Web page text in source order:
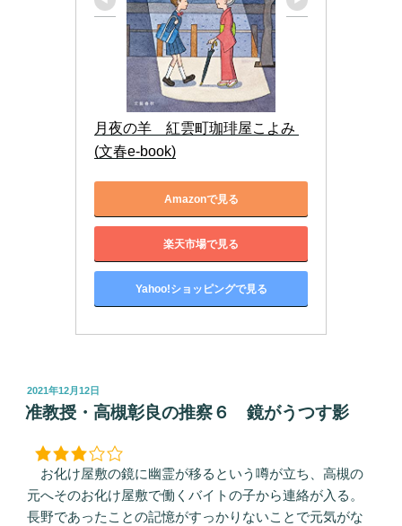
月夜の羊　紅雲町珈琲屋こよみ
(文春e-book)
Amazonで見る
楽天市場で見る
Yahoo!ショッピングで見る
投
稿
日:
2021年12月12日
准教授・高槻彰良の推察６ 鏡がうつす影
お化け屋敷の鏡に幽霊が移るという噂が立ち、高槻の
元へそのお化け屋敷で働くバイトの子から連絡が入る。
長野であったことの記憶がすっかりないことで元気がな